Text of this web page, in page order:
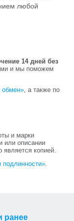
любой
14 дней без
и мы поможем
обмен», а также по
и марки
или описании
является копией.
подлинности».
ранее